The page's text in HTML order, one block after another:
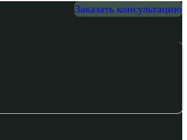
Заказать консультацию